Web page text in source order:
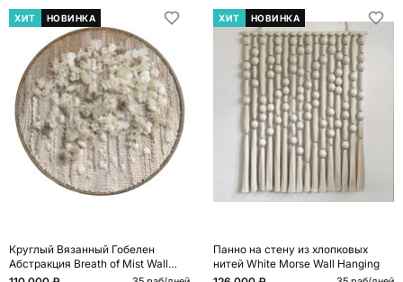
ХИТ НОВИНКА
Круглый Вязанный Гобелен
Абстракция Breath of Mist Wall
Hanging
ХИТ НОВИНКА
Панно на стену из хлопковых
нитей White Morse Wall Hanging